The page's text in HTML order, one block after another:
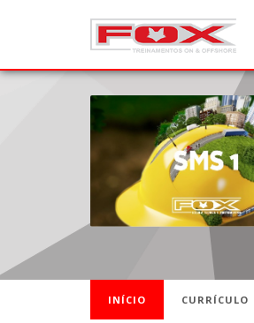
INÍCIO CURRÍCULO